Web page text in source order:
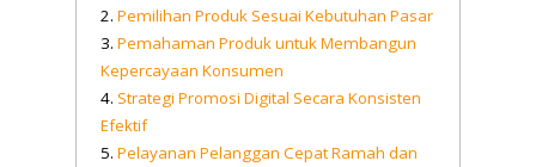
Pemilihan Produk Sesuai Kebutuhan Pasar
Pemahaman Produk untuk Membangun
Kepercayaan Konsumen
Strategi Promosi Digital Secara Konsisten
Efektif
Pelayanan Pelanggan Cepat Ramah dan